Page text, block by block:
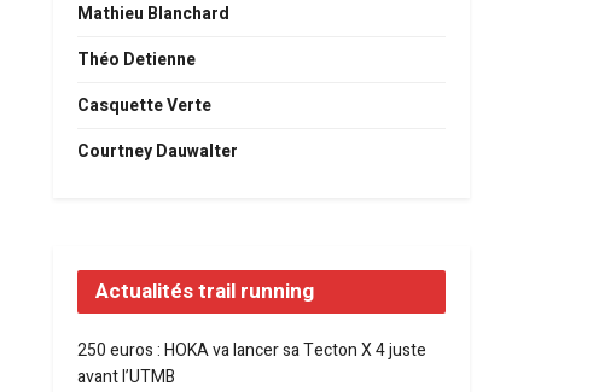
Mathieu Blanchard
Théo Detienne
Casquette Verte
Courtney Dauwalter
Actualités trail running
250 euros : HOKA va lancer sa Tecton X 4 juste
avant l’UTMB